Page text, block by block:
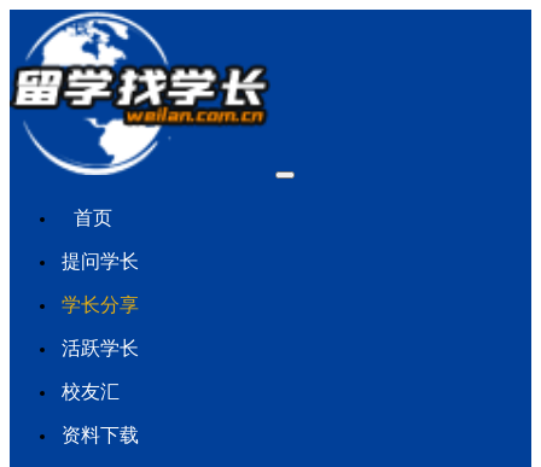
首页
提问学长
学长分享
活跃学长
校友汇
资料下载